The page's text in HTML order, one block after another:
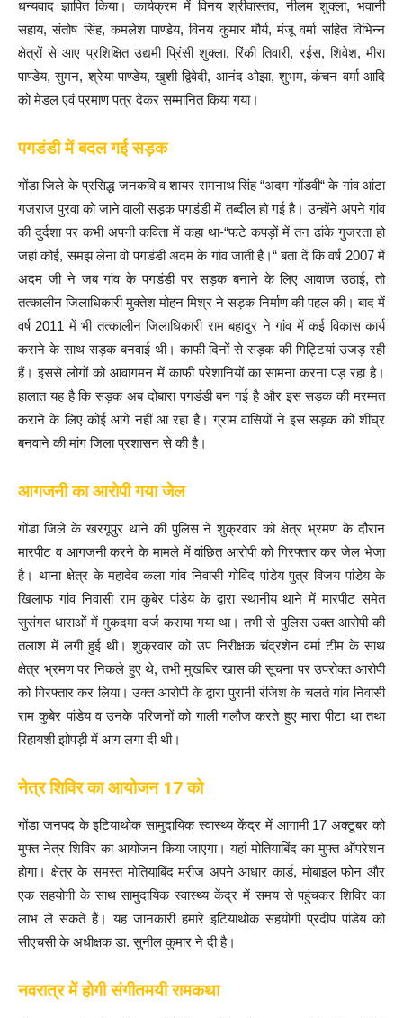
धन्यवाद ज्ञापित किया। कार्यक्रम में विनय श्रीवास्तव, नीलम शुक्ला, भवानी
सहाय, संतोष सिंह, कमलेश पाण्डेय, विनय कुमार मौर्य, मंजू वर्मा सहित विभिन्न
क्षेत्रों से आए प्रशिक्षित उद्यमी प्रिंसी शुक्ला, रिंकी तिवारी, रईस, शिवेश, मीरा
पाण्डेय, सुमन, श्रेया पाण्डेय, खुशी द्विवेदी, आनंद ओझा, शुभम, कंचन वर्मा आदि
को मेडल एवं प्रमाण पत्र देकर सम्मानित किया गया।
पगडंडी में बदल गई सड़क
गोंडा जिले के प्रसिद्ध जनकवि व शायर रामनाथ सिंह “अदम गोंडवी“ के गांव आंटा
गजराज पुरवा को जाने वाली सड़क पगडंडी में तब्दील हो गई है। उन्होंने अपने गांव
की दुर्दशा पर कभी अपनी कविता में कहा था-“फटे कपड़ों में तन ढांके गुजरता हो
जहां कोई, समझ लेना वो पगडंडी अदम के गांव जाती है।“ बता दें कि वर्ष 2007 में
अदम जी ने जब गांव के पगडंडी पर सड़क बनाने के लिए आवाज उठाई, तो
तत्कालीन जिलाधिकारी मुक्तेश मोहन मिश्र ने सड़क निर्माण की पहल की। बाद में
वर्ष 2011 में भी तत्कालीन जिलाधिकारी राम बहादुर ने गांव में कई विकास कार्य
कराने के साथ सड़क बनवाई थी। काफी दिनों से सड़क की गिट्टियां उजड़ रही
हैं। इससे लोगों को आवागमन में काफी परेशानियों का सामना करना पड़ रहा है।
हालात यह है कि सड़क अब दोबारा पगडंडी बन गई है और इस सड़क की मरम्मत
कराने के लिए कोई आगे नहीं आ रहा है। ग्राम वासियों ने इस सड़क को शीघ्र
बनवाने की मांग जिला प्रशासन से की है।
आगजनी का आरोपी गया जेल
गोंडा जिले के खरगूपुर थाने की पुलिस ने शुक्रवार को क्षेत्र भ्रमण के दौरान
मारपीट व आगजनी करने के मामले में वांछित आरोपी को गिरफ्तार कर जेल भेजा
है। थाना क्षेत्र के महादेव कला गांव निवासी गोविंद पांडेय पुत्र विजय पांडेय के
खिलाफ गांव निवासी राम कुबेर पांडेय के द्वारा स्थानीय थाने में मारपीट समेत
सुसंगत धाराओं में मुकदमा दर्ज कराया गया था। तभी से पुलिस उक्त आरोपी की
तलाश में लगी हुई थी। शुक्रवार को उप निरीक्षक चंद्रशेन वर्मा टीम के साथ
क्षेत्र भ्रमण पर निकले हुए थे, तभी मुखबिर खास की सूचना पर उपरोक्त आरोपी
को गिरफ्तार कर लिया। उक्त आरोपी के द्वारा पुरानी रंजिश के चलते गांव निवासी
राम कुबेर पांडेय व उनके परिजनों को गाली गलौज करते हुए मारा पीटा था तथा
रिहायशी झोपड़ी में आग लगा दी थी।
नेत्र शिविर का आयोजन 17 को
गोंडा जनपद के इटियाथोक सामुदायिक स्वास्थ्य केंद्र में आगामी 17 अक्टूबर को
मुफ्त नेत्र शिविर का आयोजन किया जाएगा। यहां मोतियाबिंद का मुफ्त ऑपरेशन
होगा। क्षेत्र के समस्त मोतियाबिंद मरीज अपने आधार कार्ड, मोबाइल फोन और
एक सहयोगी के साथ सामुदायिक स्वास्थ्य केंद्र में समय से पहुंचकर शिविर का
लाभ ले सकते हैं। यह जानकारी हमारे इटियाथोक सहयोगी प्रदीप पांडेय को
सीएचसी के अधीक्षक डा. सुनील कुमार ने दी है।
नवरात्र में होगी संगीतमयी रामकथा